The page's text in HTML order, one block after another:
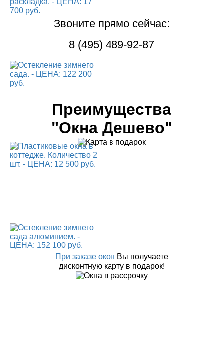
Звоните прямо сейчас:
8 (495) 489-92-87
Преимущества
"Окна Дешево"
При заказе окон Вы получаете
дисконтную карту в подарок!